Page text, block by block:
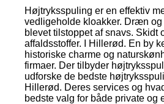
Højtryksspuling er en effektiv
vedligeholde kloakker. Dræn og
blevet tilstoppet af snavs. Skidt
affaldsstoffer. I Hillerød. En by
historiske charme og
firmaer. Der tilbyder
udforske de bedste
Hillerød. Deres services og
bedste valg for både private og